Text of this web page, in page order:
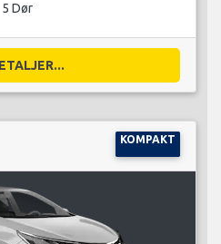
5 Dør
KOMPAKT